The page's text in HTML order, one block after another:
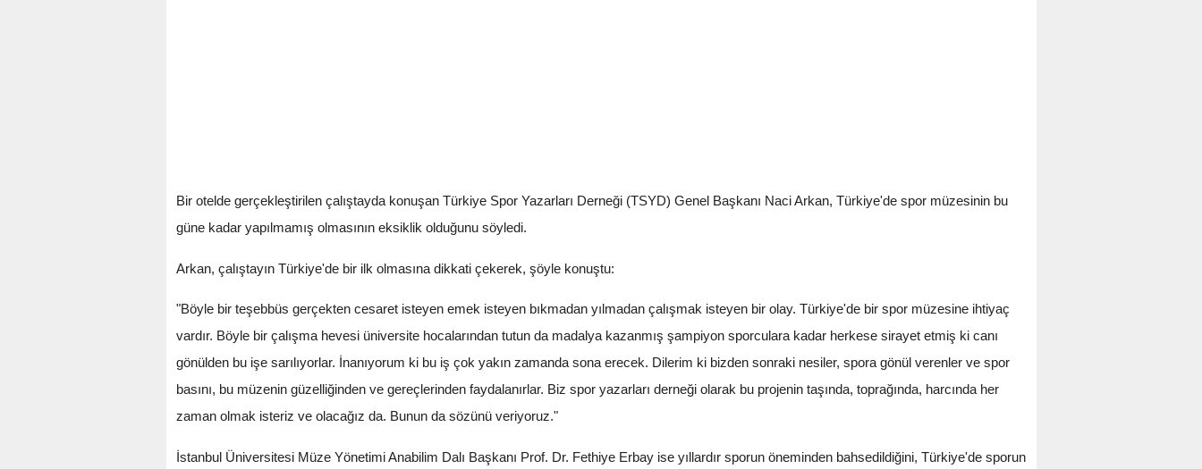
Bir otelde gerçekleştirilen çalıştayda konuşan Türkiye Spor Yazarları Derneği (TSYD) Genel Başkanı Naci Arkan, Türkiye'de spor müzesinin bu
güne kadar yapılmamış olmasının eksiklik olduğunu söyledi.
Arkan, çalıştayın Türkiye'de bir ilk olmasına dikkati çekerek, şöyle konuştu:
"Böyle bir teşebbüs gerçekten cesaret isteyen emek isteyen bıkmadan yılmadan çalışmak isteyen bir olay. Türkiye'de bir spor müzesine ihtiyaç
vardır. Böyle bir çalışma hevesi üniversite hocalarından tutun da madalya kazanmış şampiyon sporculara kadar herkese sirayet etmiş ki canı
gönülden bu işe sarılıyorlar. İnanıyorum ki bu iş çok yakın zamanda sona erecek. Dilerim ki bizden sonraki nesiler, spora gönül verenler ve spor
basını, bu müzenin güzelliğinden ve gereçlerinden faydalanırlar. Biz spor yazarları derneği olarak bu projenin taşında, toprağında, harcında her
zaman olmak isteriz ve olacağız da. Bunun da sözünü veriyoruz."
İstanbul Üniversitesi Müze Yönetimi Anabilim Dalı Başkanı Prof. Dr. Fethiye Erbay ise yıllardır sporun öneminden bahsedildiğini, Türkiye'de sporun